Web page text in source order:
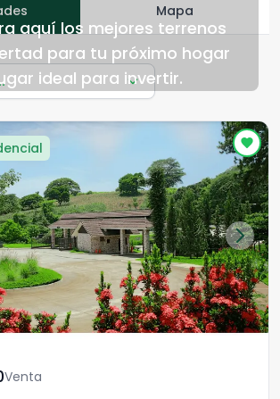
aquí los mejores terrenos
para tu próximo hogar
ideal para invertir.
Mapa
Venta